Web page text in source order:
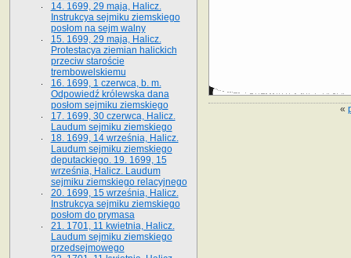
«
14. 1699, 29 maja, Halicz.
Instrukcya sejmiku ziemskiego
posłom na sejm walny
15. 1699, 29 maja, Halicz.
Protestacya ziemian halickich
przeciw staroście
trembowelskiemu
16. 1699, 1 czerwca, b. m.
Odpowiedź królewska dana
posłom sejmiku ziemskiego
17. 1699, 30 czerwca, Halicz.
Laudum sejmiku ziemskiego
18. 1699, 14 września, Halicz.
Laudum sejmiku ziemskiego
deputackiego. 19. 1699, 15
września, Halicz. Laudum
sejmiku ziemskiego relacyjnego
20. 1699, 15 września, Halicz.
Instrukcya sejmiku ziemskiego
posłom do prymasa
21. 1701, 11 kwietnia, Halicz.
Laudum sejmiku ziemskiego
przedsejmowego